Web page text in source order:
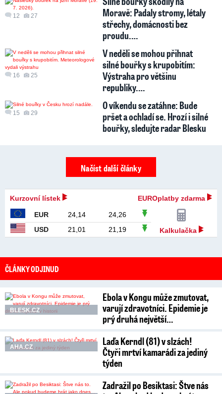
12 27
Moravě: Padaly stromy, létaly
střechy, domácnosti bez
proudu.…
16 25
V neděli se mohou přihnat
silné bouřky s krupobitím:
Výstraha pro většinu
republiky.…
15 29
O víkendu se zatáhne: Bude
pršet a ochladí se. Hrozí i silné
bouřky, sledujte radar Blesku
Načíst další články
Kurzovní lístek EUROplatby zdarma
EUR 24,14
24,26
USD
21,01 21,19 Kalkulačka
ČLÁNKY ODJINUD
BLESK.CZ
Ebola v Kongu může zmutovat,
varují zdravotníci. Epidemie je
prý druhá největší…
AHA.CZ
Laďa Kerndl (81) v slzách!
Čtyři mrtví kamarádi za jediný
týden
Zadražil po Besiktasi: Štve nás